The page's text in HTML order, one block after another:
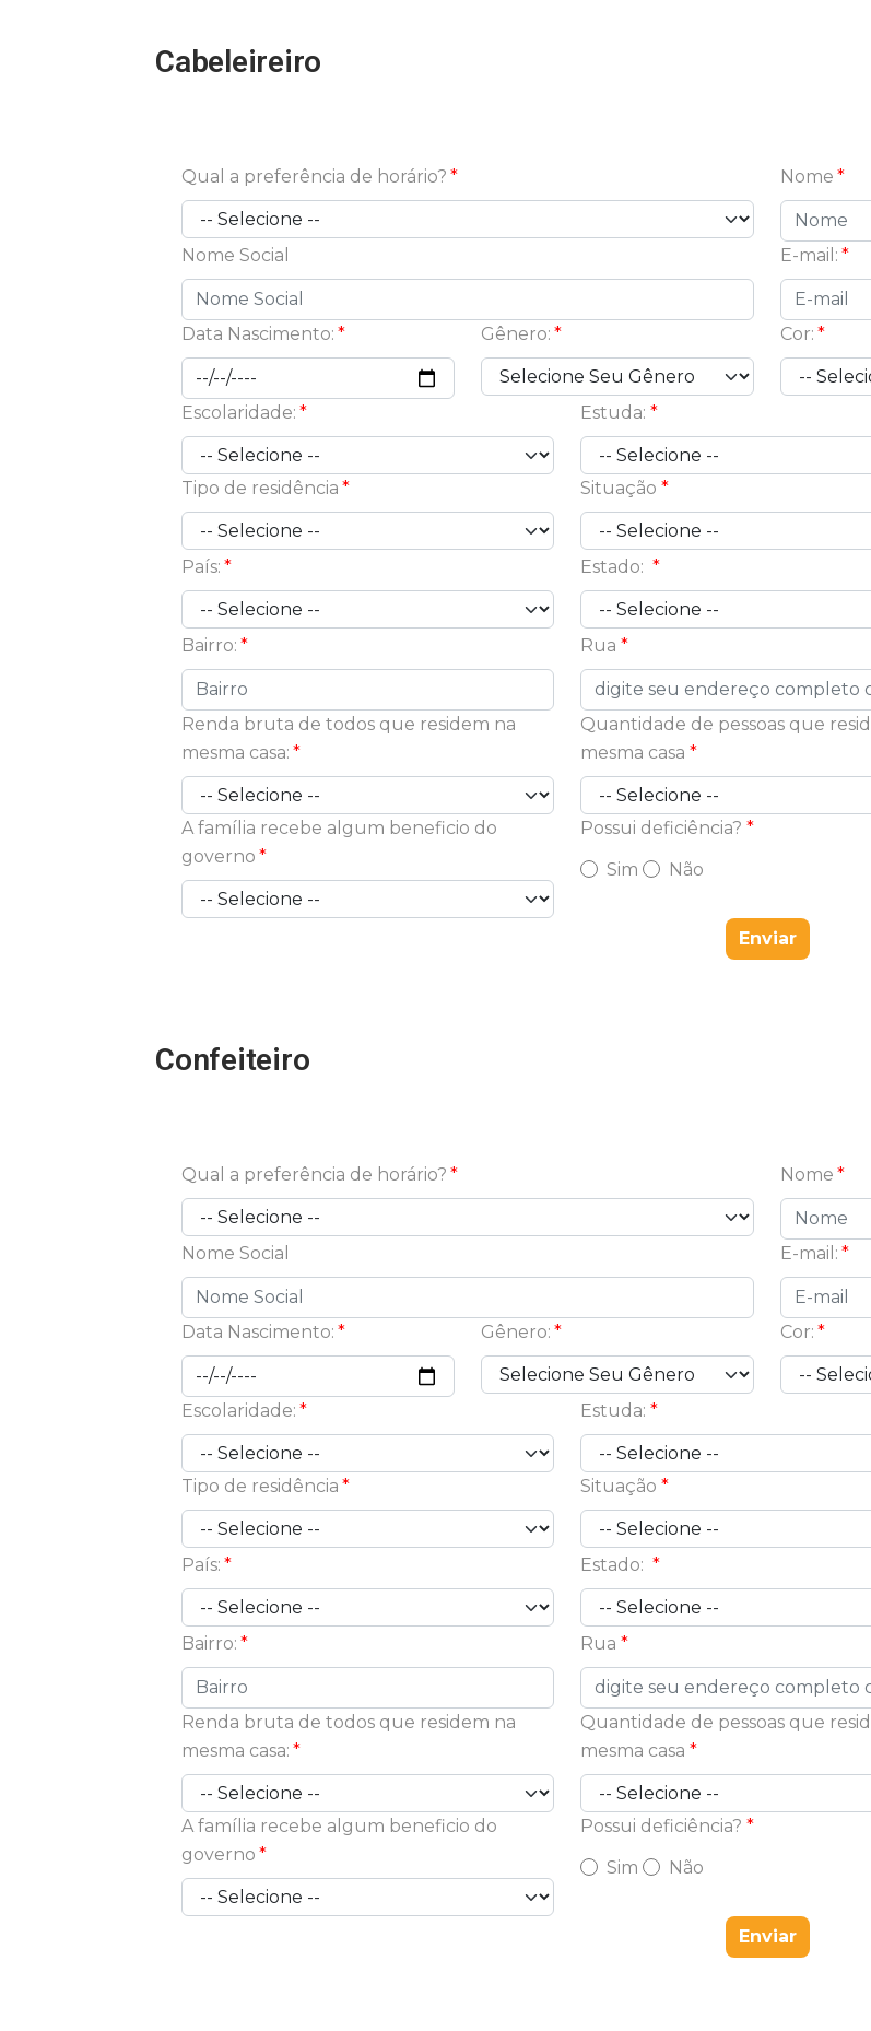
Cabeleireiro
Qual a preferência de horário? Nome
Nome Social E-mail:
Data Nascimento: Gênero: Cor:
Escolaridade: Estuda:
Tipo de residência Situação
País: Estado:
Bairro: Rua
Renda bruta de todos que residem na
mesma casa:
Quantidade de pessoas que
mesma casa
A família recebe algum beneficio do
governo
Possui deficiência?
Sim
Não
Confeiteiro
Qual a preferência de horário? Nome
Nome Social E-mail:
Data Nascimento: Gênero: Cor:
Escolaridade: Estuda:
Tipo de residência Situação
País: Estado:
Bairro: Rua
Renda bruta de todos que residem na
mesma casa:
Quantidade de pessoas que
mesma casa
A família recebe algum beneficio do
governo
Possui deficiência?
Sim
Não